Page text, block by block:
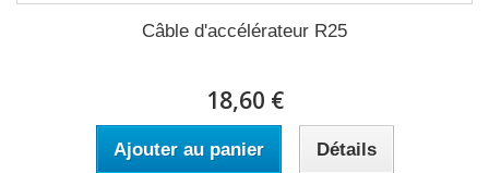
Câble d'accélérateur R25
18,60 €
Ajouter au panier Détails